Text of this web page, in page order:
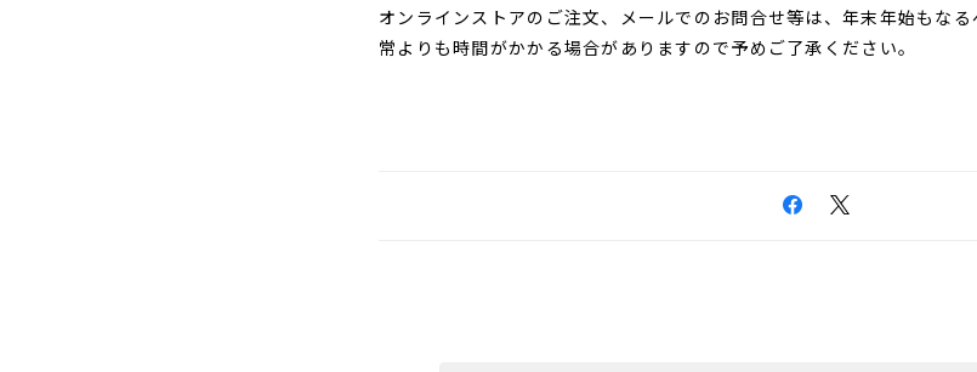
オンラインストアのご注文、メールでのお問合せ等は、年末年始もな
常よりも時間がかかる場合がありますので予めご了承ください。